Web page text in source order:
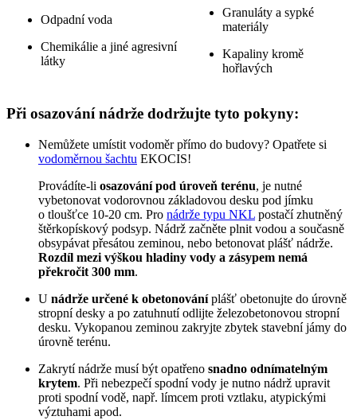
Odpadní voda
Chemikálie a jiné agresivní
látky
Granuláty a sypké
materiály
Kapaliny kromě
hořlavých
Při osazování nádrže dodržujte tyto pokyny:
Nemůžete umístit vodoměr přímo do budovy? Opatřete si
vodoměrnou šachtu EKOCIS!
Provádíte-li osazování pod úroveň terénu, je nutné
vybetonovat vodorovnou základovou desku pod jímku
o tloušťce 10-20 cm. Pro nádrže typu NKL postačí zhutněný
štěrkopískový podsyp. Nádrž začněte plnit vodou a současně
obsypávat přesátou zeminou, nebo betonovat plášť nádrže.
Rozdíl mezi výškou hladiny vody a zásypem nemá
překročit 300 mm.
U nádrže určené k obetonováníplášť obetonujte do úrovně
stropní desky a po zatuhnutí odlijte železobetonovou stropní
desku. Vykopanou zeminou zakryjte zbytek stavební jámy do
úrovně terénu.
Zakrytí nádrže musí být opatřeno snadno odnímatelným
krytem. Při nebezpečí spodní vody je nutno nádrž upravit
proti spodní vodě, např. límcem proti vztlaku, atypickými
výztuhami apod.